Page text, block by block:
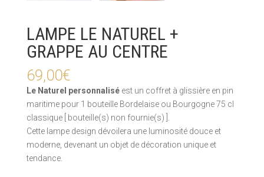
LAMPE LE NATUREL +
GRAPPE AU CENTRE
69,00€
Le Naturel personnaliséest un coffret à glissière en pin
maritime pour 1 bouteille Bordelaise ou Bourgogne 75 cl
classique [ bouteille(s) non fournie(s) ].
Cette lampe design dévoilera une luminosité douce et
moderne, devenant un objet de décoration unique et
tendance.